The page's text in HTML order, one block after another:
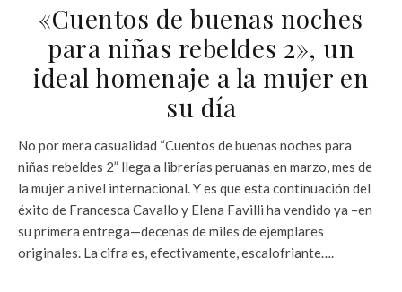
«Cuentos de buenas noches
para niñas rebeldes 2», un
ideal homenaje a la mujer en
su día
No por mera casualidad “Cuentos de buenas noches para
niñas rebeldes 2” llega a librerías peruanas en marzo, mes de
la mujer a nivel internacional. Y es que esta continuación del
éxito de Francesca Cavallo y Elena Favilli ha vendido ya –en
su primera entrega—decenas de miles de ejemplares
originales. La cifra es, efectivamente, escalofriante….